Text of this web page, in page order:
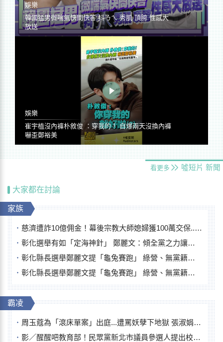
娛樂
韓國猛男微喘氣快問快答 抖ㄋㄟ 秀肌 頂胯 性感大
放送
娛樂
崔宇植沒內褲朴敘俊 ：穿我的！ 自爆兩天沒換內褲
嚇歪鄭裕美
看更多 噓短片 新聞
大家都在討論
家族
慈濟遭詐10億佣金！幕後宗教大師媳婦獲100萬交保...快步奔離不發一語
彰化選舉有如「定海神針」 鄭麗文：傾全黨之力讓彰化贏
彰化縣長選舉鄭麗文提「龜兔賽跑」 綠營、無黨籍忙否認是烏龜
彰化縣長選舉鄭麗文提「龜兔賽跑」 綠營、無黨籍忙否認是烏龜
霸凌
周玉蔻為「滾床單案」出庭...遭罵妖孽下地獄 張淑娟批：舌頭殺人有罪
影／醒醒吧教育部！民眾黨新北市議員參選人提出校園反毒防線升級政見